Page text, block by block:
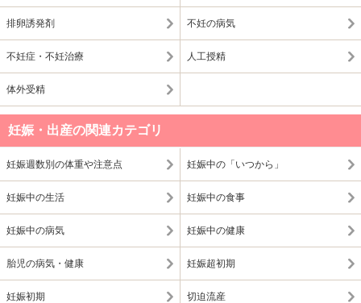
排卵誘発剤 不妊の病気
不妊症・不妊治療 人工授精
体外受精
妊娠・出産の関連カテゴリ
妊娠週数別の体重や注意点 妊娠中の「いつから」
妊娠中の生活 妊娠中の食事
妊娠中の病気 妊娠中の健康
胎児の病気・健康 妊娠超初期
妊娠初期 切迫流産